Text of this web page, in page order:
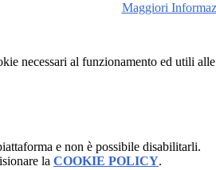
Maggiori
necessari al funzionamento ed utili
e non è possibile disabilitarli.
la COOKIE POLICY.